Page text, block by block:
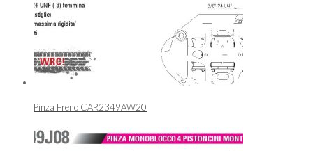
Pinza Freno CAR2349AW20